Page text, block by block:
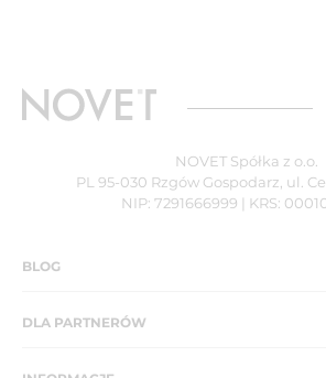
NOVET Spółka z o.o.
PL 95-030 Rzgów Gospodarz, ul.
NIP: 7291666999 | KRS:
BLOG
DLA PARTNERÓW